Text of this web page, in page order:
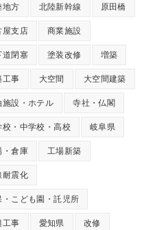
地方 北陸新幹線 原田橋
屋支店 商業施設
道閉塞 塗装改修 増築
工事 大空間 大空間建築
施設・ホテル 寺社・仏閣
校・中学校・高校 岐阜県
・倉庫 工場新築
耐震化
・こども園・託児所
工事 愛知県 改修